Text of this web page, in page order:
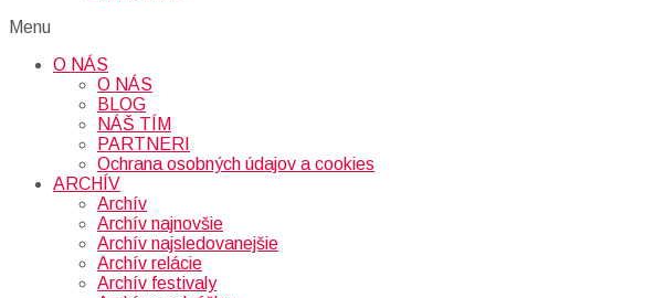
Menu
O NÁS
O NÁS
BLOG
NÁŠ TÍM
PARTNERI
Ochrana osobných údajov a cookies
ARCHÍV
Archív
Archív najnovšie
Archív najsledovanejšie
Archív relácie
Archív festivaly